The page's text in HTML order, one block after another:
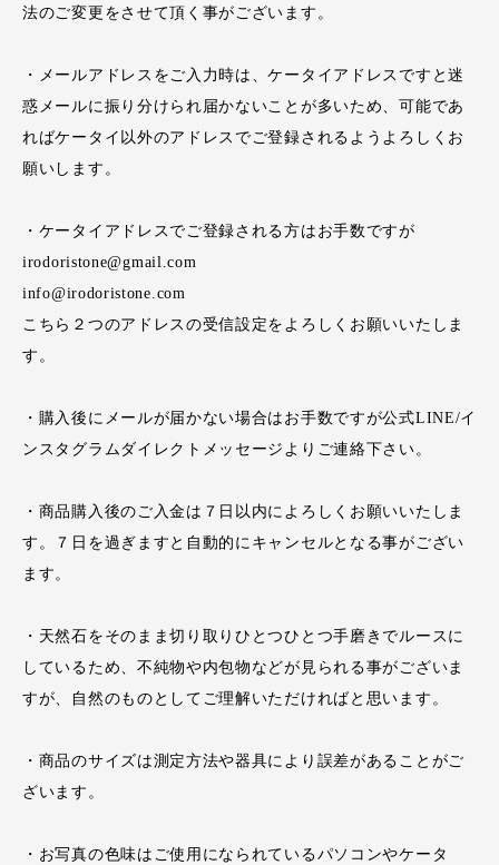
法のご変更をさせて頂く事がございます。
・メールアドレスをご入力時は、ケータイアドレスですと迷
惑メールに振り分けられ届かないことが多いため、可能であ
ればケータイ以外のアドレスでご登録されるようよろしくお
願いします。
・ケータイアドレスでご登録される方はお手数ですが
irodoristone@gmail.com
info@irodoristone.com
こちら２つのアドレスの受信設定をよろしくお願いいたしま
す。
・購入後にメールが届かない場合はお手数ですが公式LINE/イ
ンスタグラムダイレクトメッセージよりご連絡下さい。
・商品購入後のご入金は７日以内によろしくお願いいたしま
す。７日を過ぎますと自動的にキャンセルとなる事がござい
ます。
・天然石をそのまま切り取りひとつひとつ手磨きでルースに
しているため、不純物や内包物などが見られる事がございま
すが、自然のものとしてご理解いただければと思います。
・商品のサイズは測定方法や器具により誤差があることがご
ざいます。
・お写真の色味はご使用になられているパソコンやケータ